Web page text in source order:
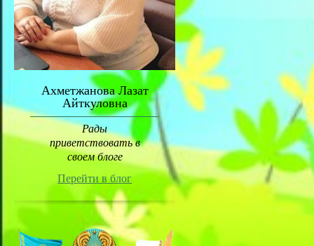
Ахметжанова Лазат
Айткуловна
Рады
приветствовать в
своем блоге
Перейти в блог